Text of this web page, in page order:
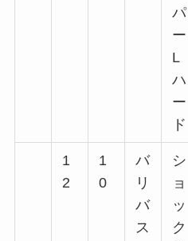
パ
ー
L
ハ
ー
ド
1
2
1
0
バ
リ
バ
ス
シ
ョ
ッ
ク